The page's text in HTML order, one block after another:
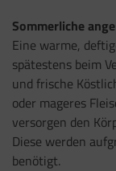
Sommerliche
Eine warme,
spätestens beim
und frische
oder mageres
versorgen den
Diese werden
benötigt.